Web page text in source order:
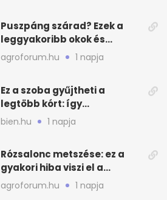
Puszpáng szárad? Ezek a
leggyakoribb okok és
teendők
agroforum.hu 1 napja
Ez a szoba gyűjtheti a
legtöbb kórt: így
mélytisztítsd otthon
bien.hu 1 napja
Rózsalonc metszése: ez a
gyakori hiba viszi el a
virágzást
agroforum.hu 1 napja